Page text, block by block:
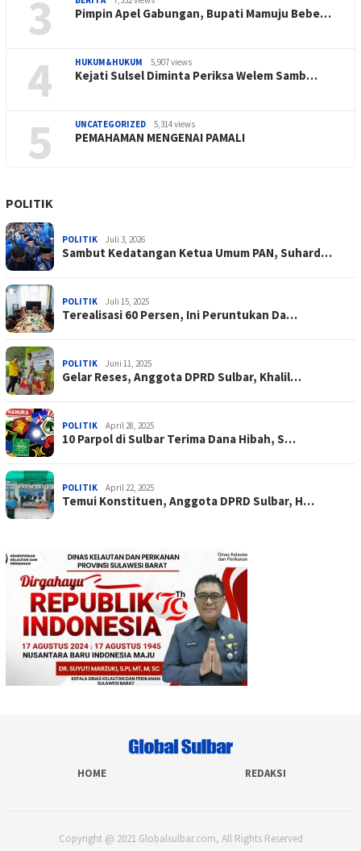
3 Pimpin Apel Gabungan, Bupati Mamuju Bebe…
4 HUKUM&HUKUM 5,907 views
Kejati Sulsel Diminta Periksa Welem Samb…
5 UNCATEGORIZED 5,314 views
PEMAHAMAN MENGENAI PAMALI
POLITIK
POLITIK Juli 3, 2026
Sambut Kedatangan Ketua Umum PAN, Suhard…
POLITIK Juli 15, 2025
Terealisasi 60 Persen, Ini Peruntukan Da…
POLITIK Juni 11, 2025
Gelar Reses, Anggota DPRD Sulbar, Khalil…
POLITIK April 28, 2025
10 Parpol di Sulbar Terima Dana Hibah, S…
POLITIK April 22, 2025
Temui Konstituen, Anggota DPRD Sulbar, H…
HOME REDAKSI
Copyright @ 2021 Globalsulbar.com, All Rights Reserved